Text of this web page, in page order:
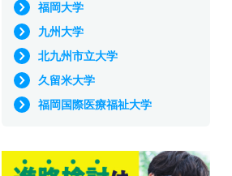
福岡大学
九州大学
北九州市立大学
久留米大学
福岡国際医療福祉大学